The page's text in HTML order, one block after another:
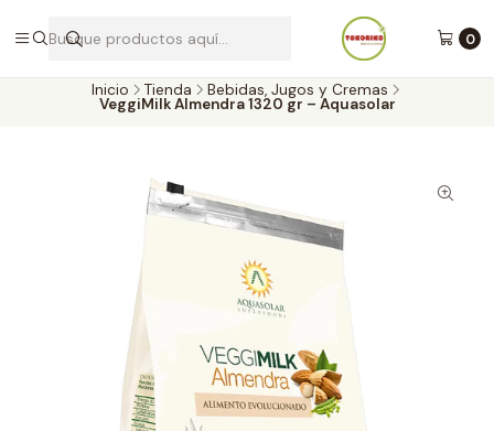
0
Envíos a todo Chile por Blue Express
Inicio Tienda Bebidas, Jugos y Cremas
VeggiMilk Almendra 1320 gr – Aquasolar